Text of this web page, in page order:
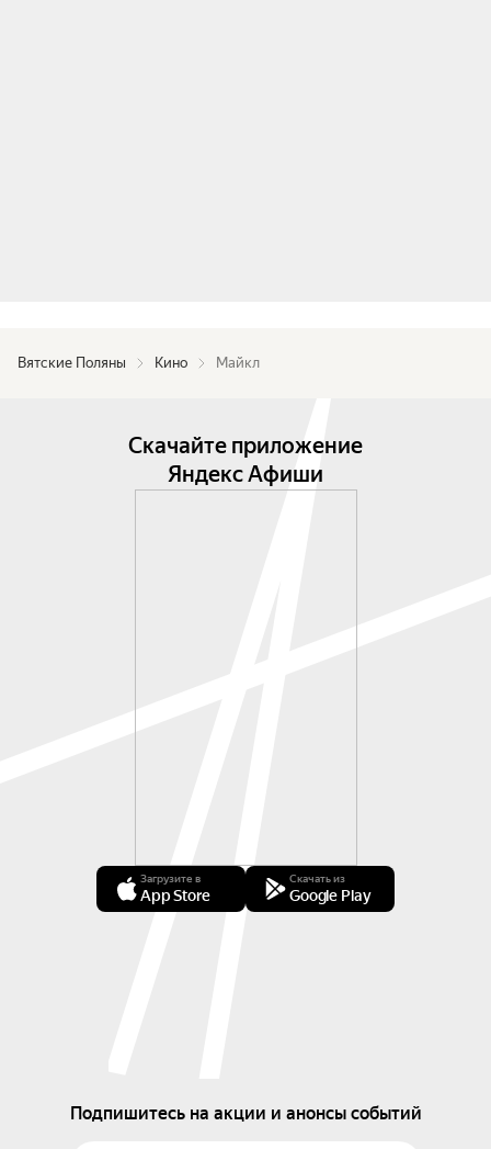
Вятские Поляны Кино Майкл
Скачайте приложение
Яндекс Афиши
Загрузите в
App Store
Скачать из
Google Play
Подпишитесь на акции и анонсы событий